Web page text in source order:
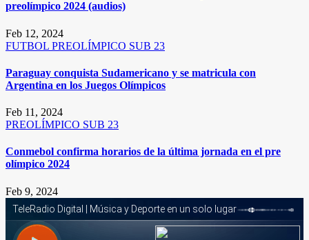
preolímpico 2024 (audios)
Feb 12, 2024
FUTBOL PREOLÍMPICO SUB 23
Paraguay conquista Sudamericano y se matricula con
Argentina en los Juegos Olímpicos
Feb 11, 2024
PREOLÍMPICO SUB 23
Conmebol confirma horarios de la última jornada en el pre
olímpico 2024
Feb 9, 2024